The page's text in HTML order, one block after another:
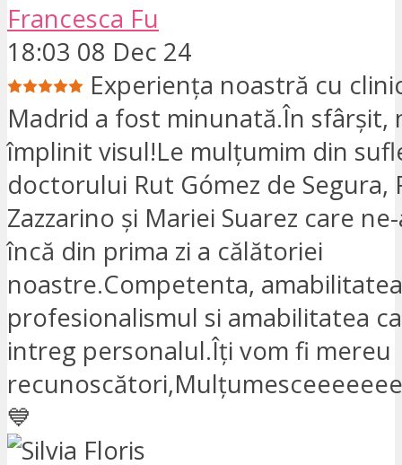
Francesca Fu
18:03 08 Dec 24
Experiența noastră cu
Madrid a fost minunată.În sfârșit,
împlinit visul!Le mulțumim din
doctorului Rut Gómez de Segura,
Zazzarino și Mariei Suarez care
încă din prima zi a călătoriei
noastre.Competenta,
profesionalismul si amabilitatea
intreg personalul.Îți vom fi mereu
💙